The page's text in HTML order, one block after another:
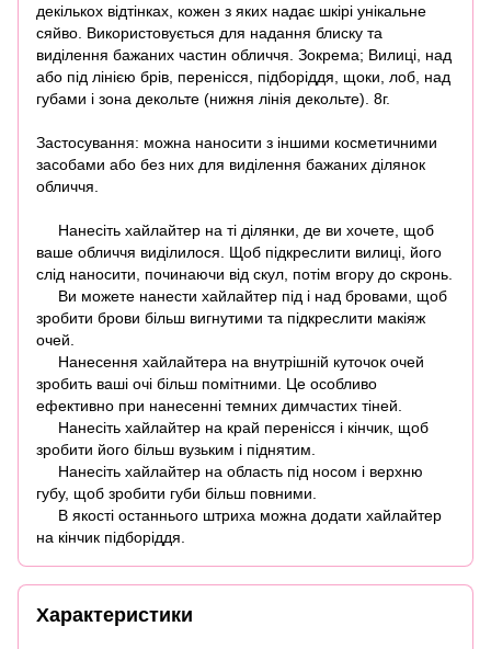
декількох відтінках, кожен з яких надає шкірі унікальне
сяйво. Використовується для надання блиску та
виділення бажаних частин обличчя. Зокрема; Вилиці, над
або під лінією брів, перенісся, підборіддя, щоки, лоб, над
губами і зона декольте (нижня лінія декольте). 8г.
Застосування: можна наносити з іншими косметичними
засобами або без них для виділення бажаних ділянок
обличчя.
Нанесіть хайлайтер на ті ділянки, де ви хочете, щоб
ваше обличчя виділилося. Щоб підкреслити вилиці, його
слід наносити, починаючи від скул, потім вгору до скронь.
Ви можете нанести хайлайтер під і над бровами, щоб
зробити брови більш вигнутими та підкреслити макіяж
очей.
Нанесення хайлайтера на внутрішній куточок очей
зробить ваші очі більш помітними. Це особливо
ефективно при нанесенні темних димчастих тіней.
Нанесіть хайлайтер на край перенісся і кінчик, щоб
зробити його більш вузьким і піднятим.
Нанесіть хайлайтер на область під носом і верхню
губу, щоб зробити губи більш повними.
В якості останнього штриха можна додати хайлайтер
на кінчик підборіддя.
Характеристики